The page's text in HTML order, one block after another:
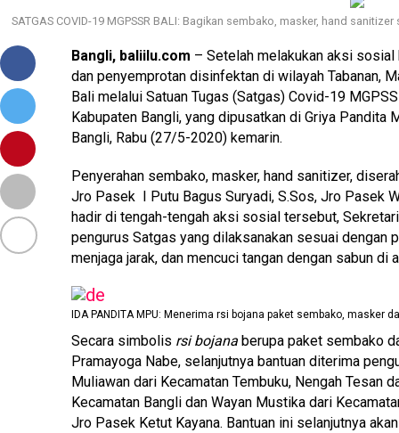
SATGAS COVID-19 MGPSSR BALI: Bagikan sembako, masker, hand
Bangli, baliilu.com – Setelah melakukan aksi
dan penyemprotan disinfektan di wilayah Tabanan,
Bali melalui Satuan Tugas (Satgas) Covid-19
Kabupaten Bangli, yang dipusatkan di Griya Pandita
Bangli, Rabu (27/5-2020) kemarin.
Penyerahan sembako, masker, hand sanitizer,
Jro Pasek I Putu Bagus Suryadi, S.Sos, Jro Pasek
hadir di tengah-tengah aksi sosial tersebut,
pengurus Satgas yang dilaksanakan sesuai dengan
menjaga jarak, dan mencuci tangan dengan sabun di
IDA PANDITA MPU: Menerima rsi bojana paket sembako, masker
Secara simbolis rsi bojana berupa paket sembako
Pramayoga Nabe, selanjutnya bantuan diterima
Muliawan dari Kecamatan Tembuku, Nengah Tesan
Kecamatan Bangli dan Wayan Mustika dari
Jro Pasek Ketut Kayana. Bantuan ini selanjutnya